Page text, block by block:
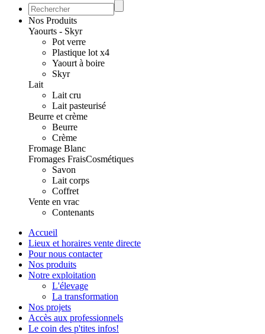
Nos Produits
Yaourts - Skyr
Pot verre
Plastique lot x4
Yaourt à boire
Skyr
Lait
Lait cru
Lait pasteurisé
Beurre et crème
Beurre
Crème
Fromage Blanc
Fromages FraisCosmétiques
Savon
Lait corps
Coffret
Vente en vrac
Contenants
Accueil
Lieux et horaires vente directe
Pour nous contacter
Nos produits
Notre exploitation
L'élevage
La transformation
Nos projets
Accès aux professionnels
Le coin des p'tites infos!